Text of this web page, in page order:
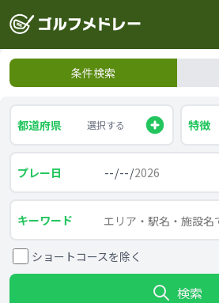
条件検索
都道府県 選択する 特徴
プレー日
キーワード
ショートコースを除く
検索